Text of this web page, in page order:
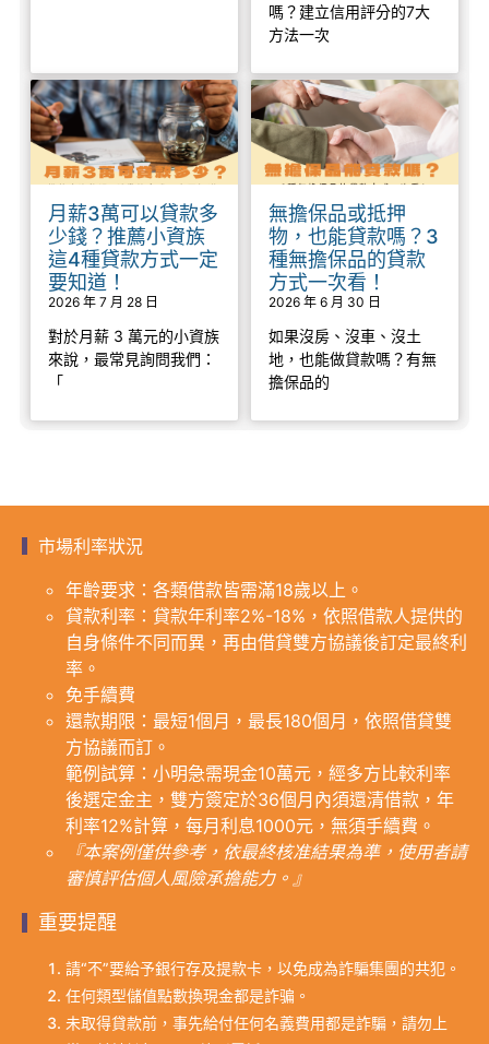
嗎？建立信用評分的7大
方法一次
月薪3萬可以貸款多
少錢？推薦小資族
這4種貸款方式一定
要知道！
2026 年 7 月 28 日
對於月薪 3 萬元的小資族
來說，最常見詢問我們：
「
無擔保品或抵押
物，也能貸款嗎？3
種無擔保品的貸款
方式一次看！
2026 年 6 月 30 日
如果沒房、沒車、沒土
地，也能做貸款嗎？有無
擔保品的
市場利率狀況
年齡要求：各類借款皆需滿18歲以上。
貸款利率：貸款年利率2%-18%，依照借款人提供的
自身條件不同而異，再由借貸雙方協議後訂定最終利
率。
免手續費
還款期限：最短1個月，最長180個月，依照借貸雙
方協議而訂。
範例試算：小明急需現金10萬元，經多方比較利率
後選定金主，雙方簽定於36個月內須還清借款，年
利率12%計算，每月利息1000元，無須手續費。
『本案例僅供參考，依最終核准結果為準，使用者請
審慎評估個人風險承擔能力。』
重要提醒
請“不”要給予銀行存及提款卡，以免成為詐騙集團的共犯。
任何類型儲值點數換現金都是詐骗。
未取得貸款前，事先給付任何名義費用都是詐騙，請勿上